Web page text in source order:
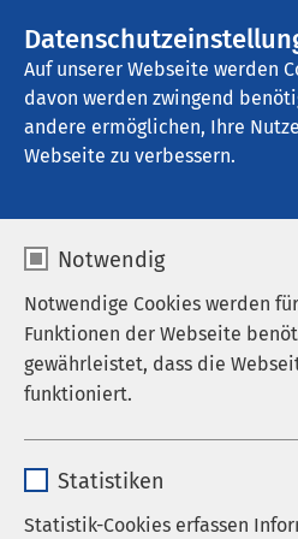
Auf unserer Webseite werden
davon werden zwingend
andere ermöglichen, Ihre
Webseite zu verbessern.
Notwendig
Notwendige Cookies werden
Funktionen der Webseite
gewährleistet, dass die
funktioniert.
Anbieter sgalinski
Statistiken
Statistik-Cookies erfassen
AMEOS Klinikum Osnabrück